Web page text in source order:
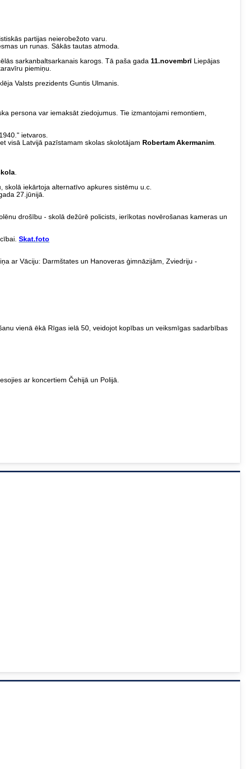
partijas neierobežoto varu.
un runas. Sākās tautas atmoda.
sarkanbaltsarkanais karogs. Tā paša gada 11.novembrī Liepājas
piemiņu.
Valsts prezidents Guntis Ulmanis.
persona var iemaksāt ziedojumus. Tie izmantojami remontiem,
ietvaros.
Latvijā pazīstamam skolas skolotājam Robertam Akermanim
iekārtoja alternatīvo apkures sistēmu u.c.
27.jūnijā.
drošību - skolā dežūrē policists, ierīkotas novērošanas kameras un
Skat.foto
ar Vāciju: Darmštates un Hanoveras ģimnāzijām, Zviedriju -
vienā ēkā Rīgas ielā 50, veidojot kopības un veiksmīgas sadarbības
ar koncertiem Čehijā un Polijā.